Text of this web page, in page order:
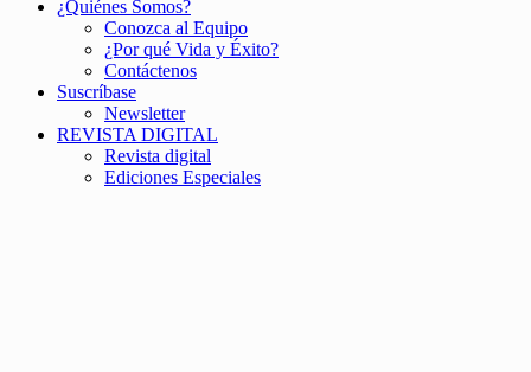
¿Quiénes Somos?
Conozca al Equipo
¿Por qué Vida y Éxito?
Contáctenos
Suscríbase
Newsletter
REVISTA DIGITAL
Revista digital
Ediciones Especiales